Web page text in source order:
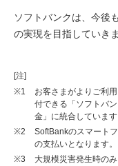
ソフトバンクは、今後
の実現を目指していきま
[注]
※1
お客さまがよりご利
付できる「ソフトバ
金」に統合しています
※2
SoftBankのスマート
の支払いとなります。
※3
大規模災害発生時の